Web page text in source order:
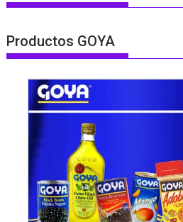
Productos GOYA